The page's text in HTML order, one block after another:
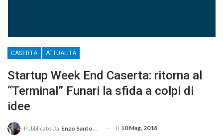
CASERTA ATTUALITÀ
Startup Week End Caserta: ritorna al
“Terminal” Funari la sfida a colpi di
idee
Pubblicato Da Enzo Santoro il 10 Mag, 2018